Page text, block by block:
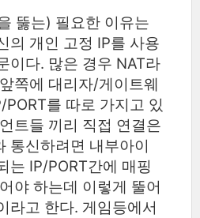
뚫는) 필요한 이유는
의 개인 고정 IP를 사용
이다. 많은 경우 NAT라
쪽에 대리자/게이트웨
를 따로 가지고 있
트들 끼리 직접 연결은
통신하려면 내부아이
는 IP/PORT간에 매핑
야 하는데 이렇게 뚤어
라고 한다. 게임등에서